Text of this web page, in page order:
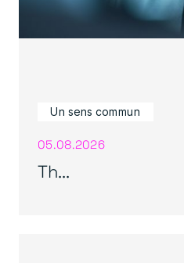
Un sens commun
05.08.2026
Th...